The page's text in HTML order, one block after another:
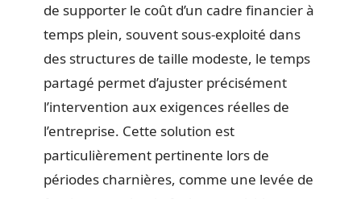
de supporter le coût d’un cadre financier à
temps plein, souvent sous-exploité dans
des structures de taille modeste, le temps
partagé permet d’ajuster précisément
l’intervention aux exigences réelles de
l’entreprise. Cette solution est
particulièrement pertinente lors de
périodes charnières, comme une levée de